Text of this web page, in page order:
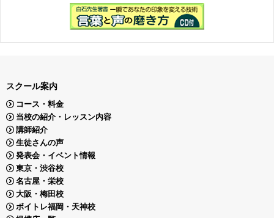
スクール案内
コース・料金
当校の紹介・レッスン内容
講師紹介
生徒さんの声
発表会・イベント情報
東京・渋谷校
名古屋・栄校
大阪・梅田校
ボイトレ福岡・天神校